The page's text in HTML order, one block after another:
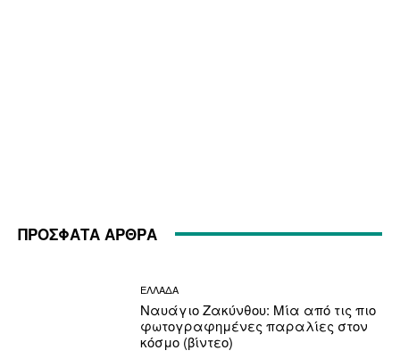
ΠΡΟΣΦΑΤΑ ΑΡΘΡΑ
ΕΛΛΑΔΑ
Ναυάγιο Ζακύνθου: Μία από τις πιο
φωτογραφημένες παραλίες στον
κόσμο (βίντεο)